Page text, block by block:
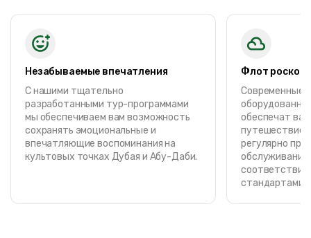
Незабываемые впечатления
С нашими тщательно
разработанными тур-программами
мы обеспечиваем вам возможность
сохранять эмоциональные и
впечатляющие воспоминания на
культовых точках Дубая и Абу-Даби.
Флот
Современные,
обеспечат
путешествие.
регулярно
обслуживание
соответствии
стандартами